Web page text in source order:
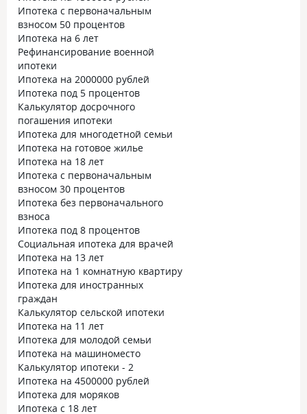
Ипотека с первоначальным
взносом 50 процентов
Ипотека на 6 лет
Рефинансирование военной
ипотеки
Ипотека на 2000000 рублей
Ипотека под 5 процентов
Калькулятор досрочного
погашения ипотеки
Ипотека для многодетной семьи
Ипотека на готовое жилье
Ипотека на 18 лет
Ипотека с первоначальным
взносом 30 процентов
Ипотека без первоначального
взноса
Ипотека под 8 процентов
Социальная ипотека для врачей
Ипотека на 13 лет
Ипотека на 1 комнатную квартиру
Ипотека для иностранных
граждан
Калькулятор сельской ипотеки
Ипотека на 11 лет
Ипотека для молодой семьи
Ипотека на машиноместо
Калькулятор ипотеки - 2
Ипотека на 4500000 рублей
Ипотека для моряков
Ипотека с 18 лет